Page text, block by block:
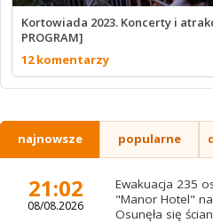
Kortowiada 2023. Koncerty i
PROGRAM]
12 komentarzy
najnowsze popularne
21:02
08/08.2026
Ewakuacja 235
"Manor Hotel"
Osunęła się